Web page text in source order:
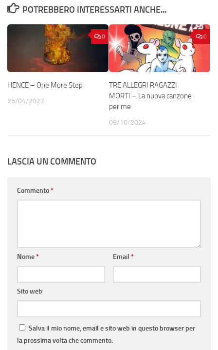
POTREBBERO INTERESSARTI ANCHE...
0
HENCE – One More Step
26/04/2022
0
TRE ALLEGRI RAGAZZI
MORTI – La nuova canzone
per me
09/10/2024
LASCIA UN COMMENTO
Commento*
Nome* Email *
Sito web
Salva il mio nome, email e sito web in questo browser per
la prossima volta che commento.